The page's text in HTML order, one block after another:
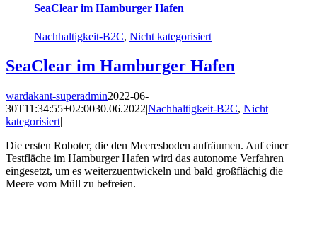
SeaClear im Hamburger Hafen
Nachhaltigkeit-B2C, Nicht kategorisiert
SeaClear im Hamburger Hafen
wardakant-superadmin2022-06-
30T11:34:55+02:0030.06.2022|Nachhaltigkeit-B2C, Nicht
kategorisiert|
Die ersten Roboter, die den Meeresboden aufräumen. Auf einer
Testfläche im Hamburger Hafen wird das autonome Verfahren
eingesetzt, um es weiterzuentwickeln und bald großflächig die
Meere vom Müll zu befreien.